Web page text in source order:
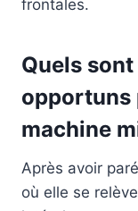
frontales.
Quels
opportuns
machine
Après avoir
où elle se